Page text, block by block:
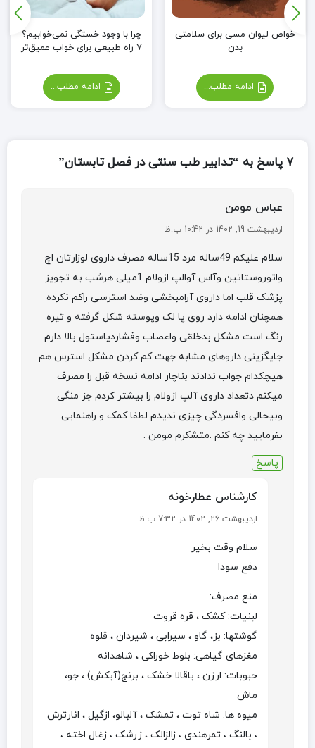
خواص لیوان مسی برای سلامتی
بدن
ادامه مطلب...
چرا با وجود خستگی نمی‌خوابیم؟
۷ راه طبیعی برای خواب عمیق‌تر
ادامه مطلب...
7 پاسخ به “تدابیر طب سنتی در فصل تابستان”
عباس مومن
اردیبهشت 19, 1402 در 10:42 ب.ظ
سلام علیکم 49ساله مرد 15ساله مصرف داروی لوزارتان اچ
واتوروستاتین وآاس آوالپ ازولام 1میلی هرشب به تجویز
پزشک قلب اما داروی آرامبخشی وضد استرسی راکم نکرده
همچنان ادامه دارد روی پا لک وپوسته شکل گرفته و تیره
رنگ است مشکل بدخلقی واعصاب وفشاردیاستول بالا دارم
جایگزینی داروهای مشابه جهت کم کردن مشکل استرس هم
هیچکدام جواب ندادند بناچار ادامه نسخه قبل را مصرف
میکنم دتعداد داروی آلپ ازولام را بیشتر کردم جز منگی
وبیحالی وافسردگی چیزی ندیدم لطفا کمک و راهنمایی
بفرمایید چه کنم .متشکرم مومن .
پاسخ
کارشناس عطارخونه
اردیبهشت 26, 1402 در 7:32 ب.ظ
سلام وقت بخیر
دفع سودا
منع مصرف:
لبنیات: کشک ، قره قروت
گوشتها: بز، گاو ، سیرابی ، شیردان ، قلوه
مغزهای گیاهی: بلوط خوراکی ، شاهدانه
حبوبات: ارزن ، باقالا خشک ، برنج(آبکش) ، جو،
ماش
میوه ها: شاه توت ، تمشک ، آلبالو، ازگیل ، انارترش
، بالنگ ، تمرهندی ، زالزالک ، زرشک ، زغال اخته ،